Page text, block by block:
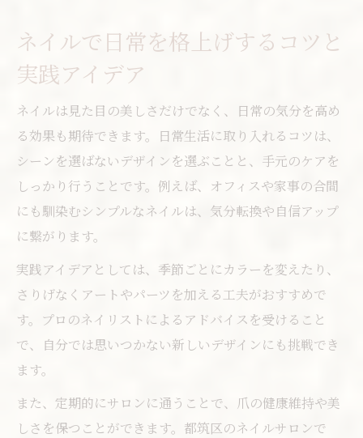
ネイルで日常を格上げするコツと
実践アイデア
ネイルは見た目の美しさだけでなく、日常の気分を高め
る効果も期待できます。日常生活に取り入れるコツは、
シーンを選ばないデザインを選ぶことと、手元のケアを
しっかり行うことです。例えば、オフィスや家事の合間
にも馴染むシンプルなネイルは、気分転換や自信アップ
に繋がります。
実践アイデアとしては、季節ごとにカラーを変えたり、
さりげなくアートやパーツを加える工夫がおすすめで
す。プロのネイリストによるアドバイスを受けること
で、自分では思いつかない新しいデザインにも挑戦でき
ます。
また、定期的にサロンに通うことで、爪の健康維持や美
しさを保つことができます。都筑区のネイルサロンで